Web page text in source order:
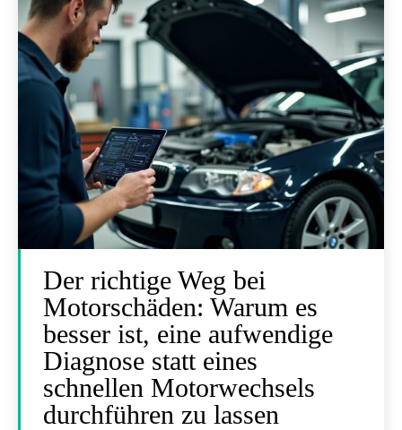
Der richtige Weg bei
Motorschäden: Warum es
besser ist, eine aufwendige
Diagnose statt eines
schnellen Motorwechsels
durchführen zu lassen